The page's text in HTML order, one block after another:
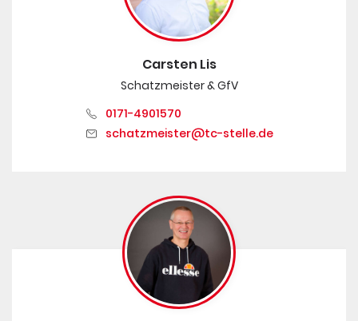
Carsten Lis
Schatzmeister & GfV
0171-4901570
schatzmeister@tc-stelle.de